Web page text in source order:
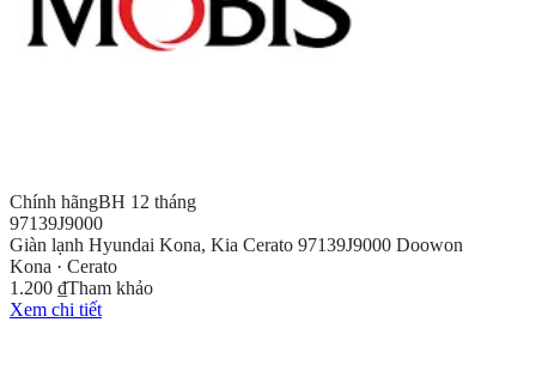
Chính hãngBH 12 tháng
97139J9000
Giàn lạnh Hyundai Kona, Kia Cerato 97139J9000 Doowon
Kona · Cerato
1.200 ₫Tham khảo
Xem chi tiết